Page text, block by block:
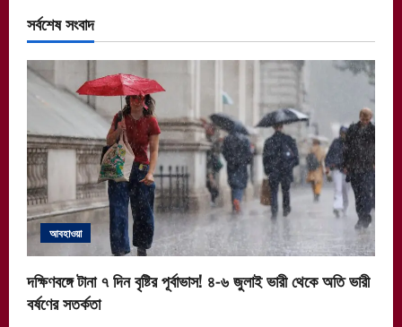
সর্বশেষ সংবাদ
আবহাওয়া
দক্ষিণবঙ্গে টানা ৭ দিন বৃষ্টির পূর্বাভাস! ৪-৬ জুলাই ভারী থেকে অতি ভারী
বর্ষণের সতর্কতা